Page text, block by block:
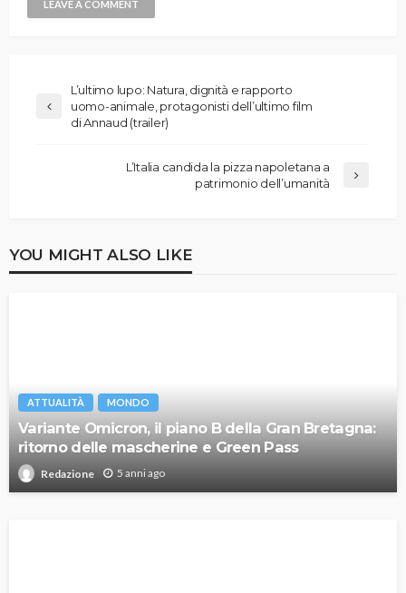
L’ultimo lupo: Natura, dignità e rapporto
uomo-animale, protagonisti dell’ultimo film
di Annaud (trailer)
L’Italia candida la pizza napoletana a
patrimonio dell’umanità
YOU MIGHT ALSO LIKE
ATTUALITÀ MONDO
Variante Omicron, il piano B della Gran Bretagna:
ritorno delle mascherine e Green Pass
Redazione 5 anni ago